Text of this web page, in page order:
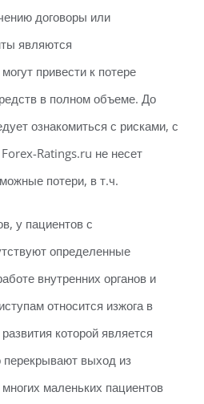
договоры или
являются
привести к потере
в полном объеме. До
ознакомиться с рисками, с
Ratings.ru не несет
потери, в т.ч.
у пациентов с
определенные
внутренних органов и
относится изжога в
которой является
перекрывают выход из
маленьких пациентов